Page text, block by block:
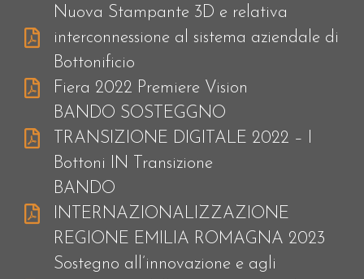
Nuova Stampante 3D e relativa
interconnessione al sistema aziendale di
Bottonificio
Fiera 2022 Premiere Vision
BANDO SOSTEGGNO
TRANSIZIONE DIGITALE 2022 – I
Bottoni IN Transizione
BANDO
INTERNAZIONALIZZAZIONE
REGIONE EMILIA ROMAGNA 2023
Sostegno all’innovazione e agli